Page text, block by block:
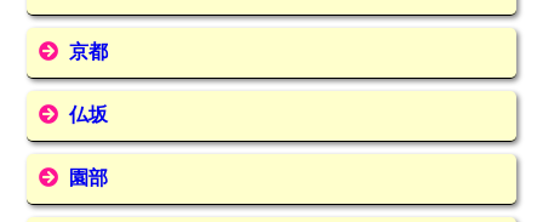
京都
仏坂
園部